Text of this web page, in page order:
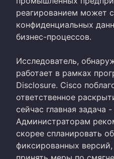
реагированием может
конфиденциальных
бизнес-процессов.
Исследователь,
работает в рамках
Disclosure. Cisco
ответственное
сейчас главная задача
Администраторам
скорее спланировать
фиксированных